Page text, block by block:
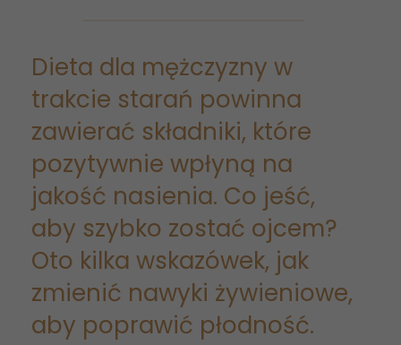
Dieta dla mężczyzny w
trakcie starań powinna
zawierać składniki, które
pozytywnie wpłyną na
jakość nasienia. Co jeść,
aby szybko zostać ojcem?
Oto kilka wskazówek, jak
zmienić nawyki żywieniowe,
aby poprawić płodność.